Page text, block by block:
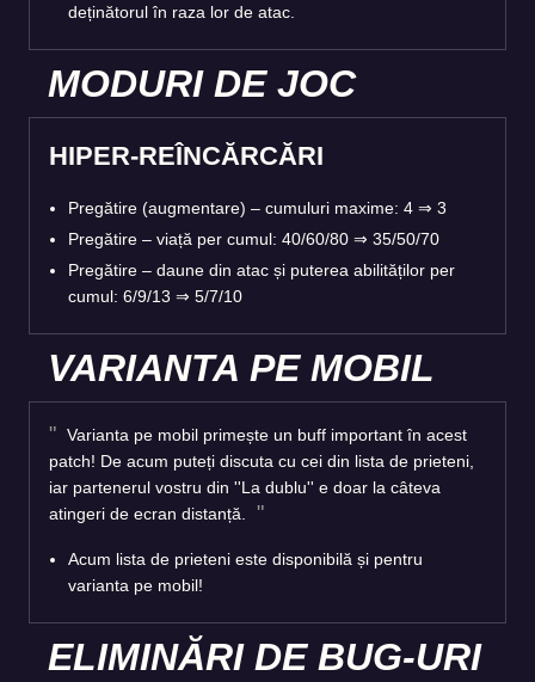
deținătorul în raza lor de atac.
MODURI DE JOC
HIPER-REÎNCĂRCĂRI
Pregătire (augmentare) – cumuluri maxime: 4 ⇒ 3
Pregătire – viață per cumul: 40/60/80 ⇒ 35/50/70
Pregătire – daune din atac și puterea abilităților per
cumul: 6/9/13 ⇒ 5/7/10
VARIANTA PE MOBIL
Varianta pe mobil primește un buff important în acest
patch! De acum puteți discuta cu cei din lista de prieteni,
iar partenerul vostru din ''La dublu'' e doar la câteva
atingeri de ecran distanță.
Acum lista de prieteni este disponibilă și pentru
varianta pe mobil!
ELIMINĂRI DE BUG-URI